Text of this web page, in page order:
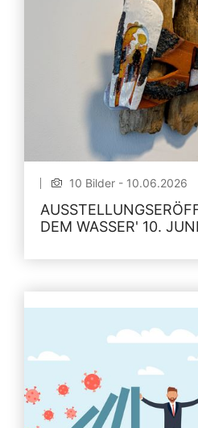
10 Bilder - 10.06.2026
DEM WASSER' 10.